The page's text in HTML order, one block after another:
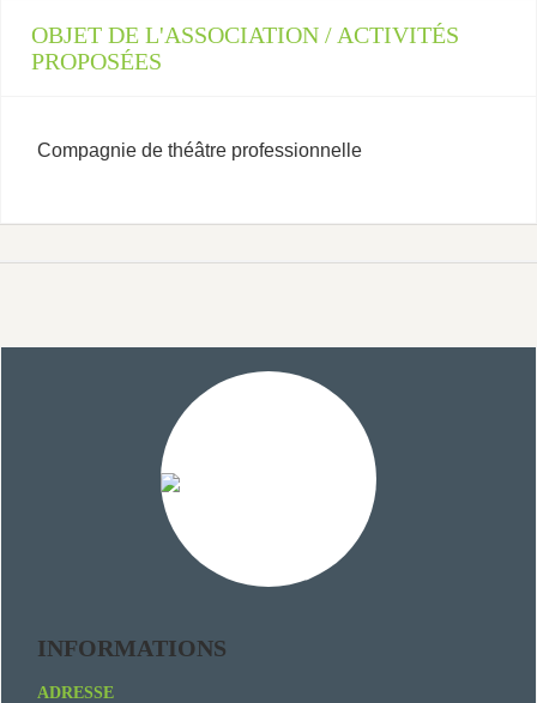
OBJET DE L'ASSOCIATION / ACTIVITÉS
PROPOSÉES
Compagnie de théâtre professionnelle
INFORMATIONS
ADRESSE